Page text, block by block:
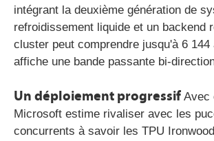
intégrant la deuxième génération de
refroidissement liquide et un backend
cluster peut comprendre jusqu'à 6
affiche une bande passante bi-
Un déploiement progressif Avec
Microsoft estime rivaliser avec les
concurrents à savoir les TPU